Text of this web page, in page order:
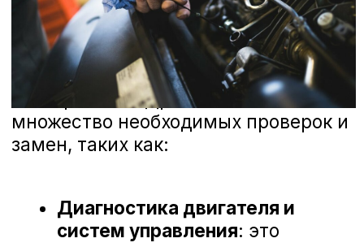
технологии для диагностики и ремонта
вашего автомобиля. Мы ценим каждое
ваше мнение и готовы рассмотреть
любые предложения, чтобы сделать наш
сервис еще лучше. Ниже вы можете
ознакомиться с отзывами наших
клиентов, которые уже оценили высокий
уровень профессионализма наших
мастеров и качество обслуживания в А-